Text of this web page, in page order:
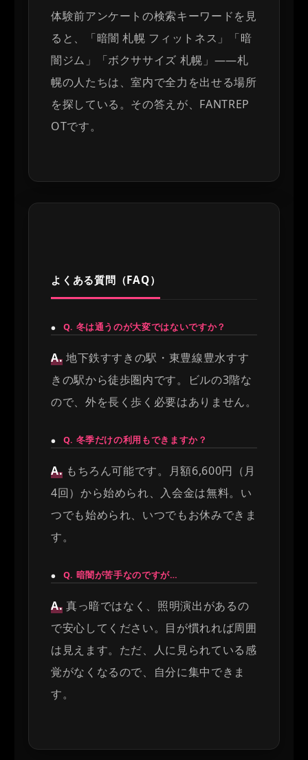
体験前アンケートの検索キーワードを見
ると、「暗闇 札幌 フィットネス」「暗
闇ジム」「ボクササイズ 札幌」——札
幌の人たちは、室内で全力を出せる場所
を探している。その答えが、FANTREP
OTです。
よくある質問（FAQ）
● Q. 冬は通うのが大変ではないですか？
A. 地下鉄すすきの駅・東豊線豊水すす
きの駅から徒歩圏内です。ビルの3階な
ので、外を長く歩く必要はありません。
● Q. 冬季だけの利用もできますか？
A. もちろん可能です。月額6,600円（月
4回）から始められ、入会金は無料。い
つでも始められ、いつでもお休みできま
す。
● Q. 暗闇が苦手なのですが…
A. 真っ暗ではなく、照明演出があるの
で安心してください。目が慣れれば周囲
は見えます。ただ、人に見られている感
覚がなくなるので、自分に集中できま
す。